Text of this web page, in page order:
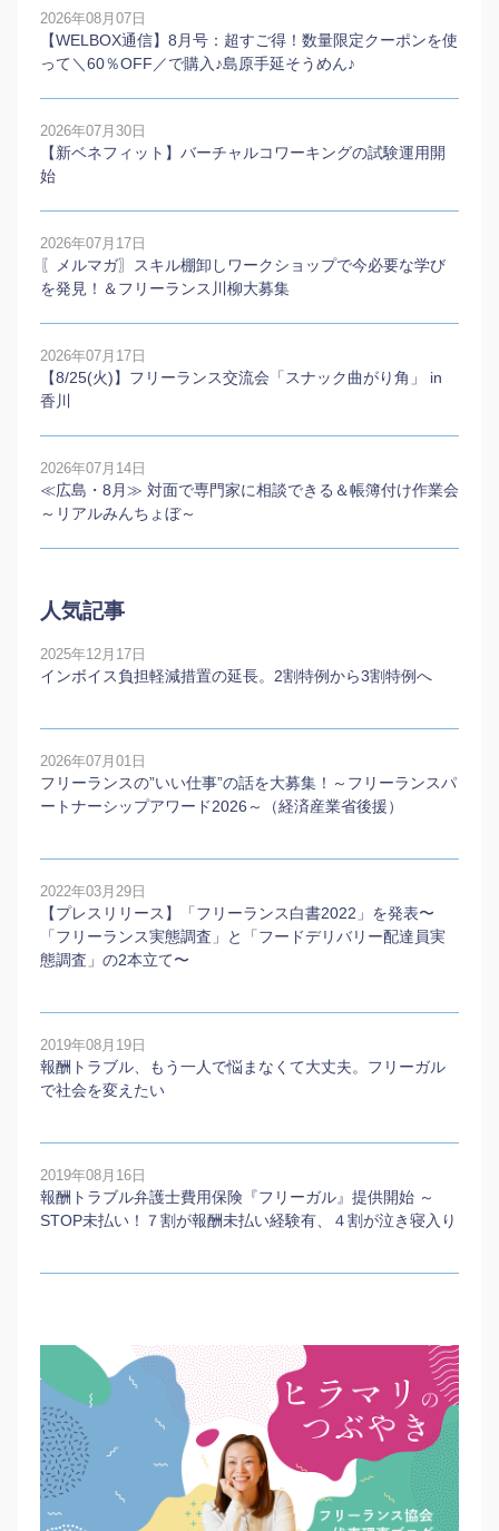
2026年08月07日
【WELBOX通信】8月号：超すご得！数量限定クーポンを使
って＼60％OFF／で購入♪島原手延そうめん♪
2026年07月30日
【新ベネフィット】バーチャルコワーキングの試験運用開
始
2026年07月17日
〖メルマガ〗スキル棚卸しワークショップで今必要な学び
を発見！＆フリーランス川柳大募集
2026年07月17日
【8/25(火)】フリーランス交流会「スナック曲がり角」 in
香川
2026年07月14日
≪広島・8月≫ 対面で専門家に相談できる＆帳簿付け作業会
～リアルみんちょぼ～
人気記事
2025年12月17日
インボイス負担軽減措置の延長。2割特例から3割特例へ
2026年07月01日
フリーランスの”いい仕事”の話を大募集！～フリーランスパ
ートナーシップアワード2026～（経済産業省後援）
2022年03月29日
【プレスリリース】「フリーランス白書2022」を発表〜
「フリーランス実態調査」と「フードデリバリー配達員実
態調査」の2本⽴て〜
2019年08月19日
報酬トラブル、もう一人で悩まなくて大丈夫。フリーガル
で社会を変えたい
2019年08月16日
報酬トラブル弁護士費用保険『フリーガル』提供開始 ～
STOP未払い！７割が報酬未払い経験有、４割が泣き寝入り